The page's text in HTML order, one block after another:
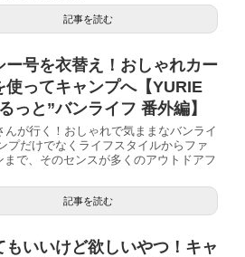
記事を読む
ー号を衣替え！おしゃれカー
使ってキャンプへ【YURIE
っと”バンライフ 番外編】
んが行く！おしゃれで気ままなバンライ
プだけでなくライフスタイルからファ
まで、そのセンスが多くのアウトドアフ
記事を読む
もいいけど欲しいやつ！キャ